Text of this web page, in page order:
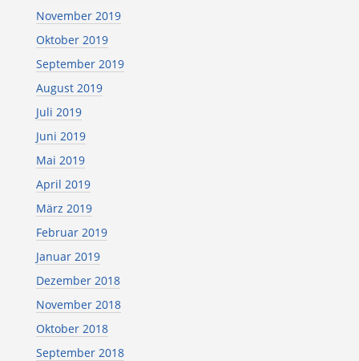
November 2019
Oktober 2019
September 2019
August 2019
Juli 2019
Juni 2019
Mai 2019
April 2019
März 2019
Februar 2019
Januar 2019
Dezember 2018
November 2018
Oktober 2018
September 2018